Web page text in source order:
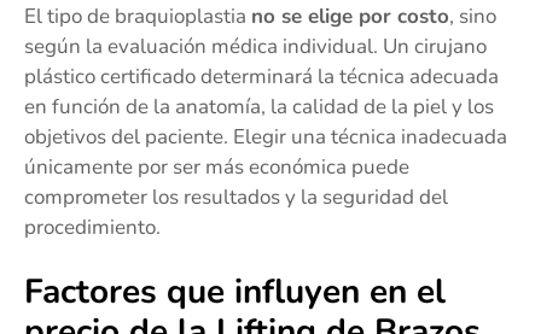
El tipo de braquioplastia no se elige por costo, sino
según la evaluación médica individual. Un cirujano
plástico certificado determinará la técnica adecuada
en función de la anatomía, la calidad de la piel y los
objetivos del paciente. Elegir una técnica inadecuada
únicamente por ser más económica puede
comprometer los resultados y la seguridad del
procedimiento.
Factores que influyen en el